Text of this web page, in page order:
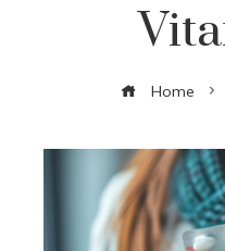
Home